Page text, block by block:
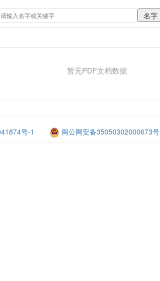
暂无PDF文档数据
号-1 闽公网安备35050302000673号